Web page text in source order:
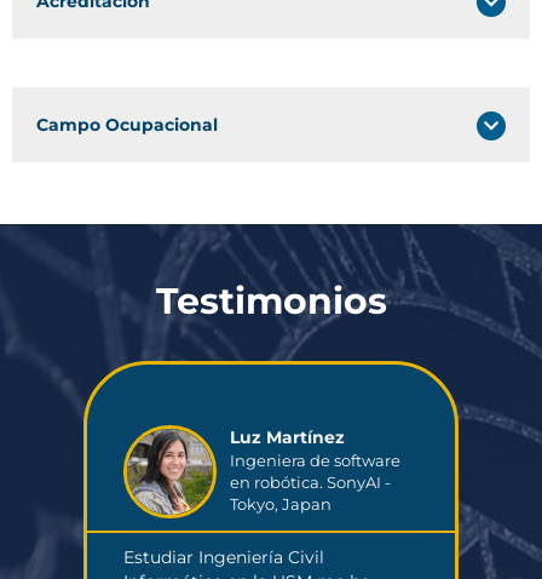
Campo Ocupacional
Testimonios
Luz Martínez
Ingeniera de software
en robótica. SonyAI -
Tokyo, Japan
Estudiar Ingeniería Civil